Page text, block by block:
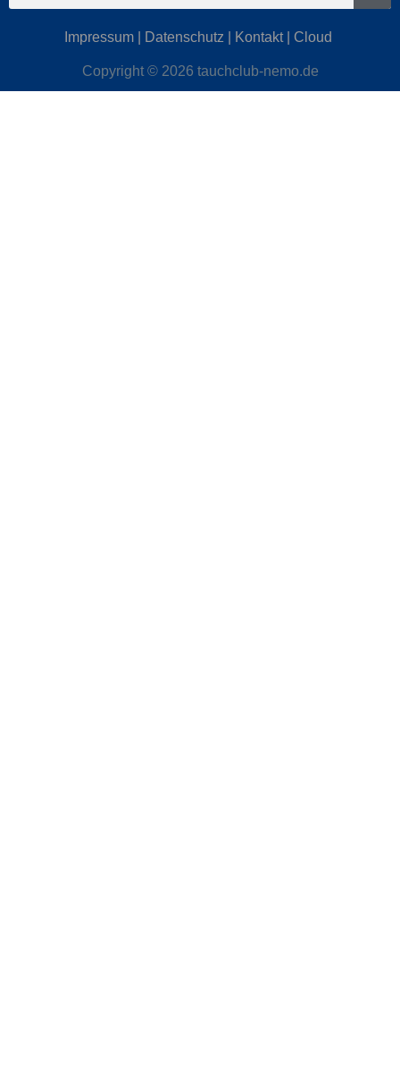
Impressum Datenschutz Kontakt| Cloud
Copyright © 2026 tauchclub-nemo.de